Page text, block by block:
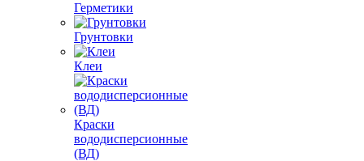
Герметики
Грунтовки
Клеи
Краски
вододисперсионные
(ВД)